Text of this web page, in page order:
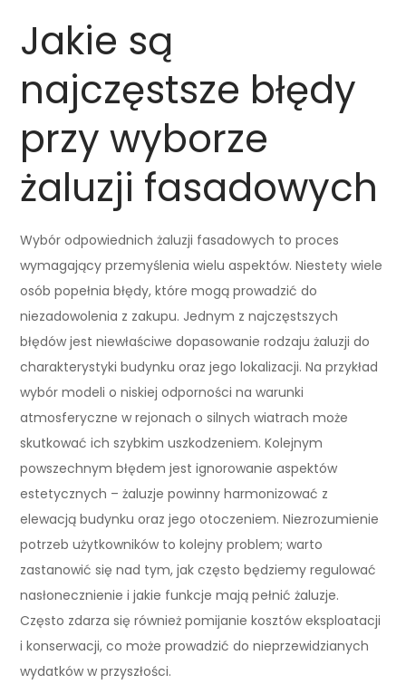
Jakie są
najczęstsze błędy
przy wyborze
żaluzji fasadowych
Wybór odpowiednich żaluzji fasadowych to proces
wymagający przemyślenia wielu aspektów. Niestety wiele
osób popełnia błędy, które mogą prowadzić do
niezadowolenia z zakupu. Jednym z najczęstszych
błędów jest niewłaściwe dopasowanie rodzaju żaluzji do
charakterystyki budynku oraz jego lokalizacji. Na przykład
wybór modeli o niskiej odporności na warunki
atmosferyczne w rejonach o silnych wiatrach może
skutkować ich szybkim uszkodzeniem. Kolejnym
powszechnym błędem jest ignorowanie aspektów
estetycznych – żaluzje powinny harmonizować z
elewacją budynku oraz jego otoczeniem. Niezrozumienie
potrzeb użytkowników to kolejny problem; warto
zastanowić się nad tym, jak często będziemy regulować
nasłonecznienie i jakie funkcje mają pełnić żaluzje.
Często zdarza się również pomijanie kosztów eksploatacji
i konserwacji, co może prowadzić do nieprzewidzianych
wydatków w przyszłości.